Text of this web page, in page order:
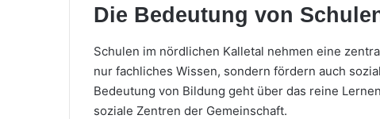
Die Bedeutung von
Schulen im nördlichen Kalletal nehmen eine
nur fachliches Wissen, sondern fördern auch
Bedeutung von Bildung geht über das reine
soziale Zentren der Gemeinschaft.